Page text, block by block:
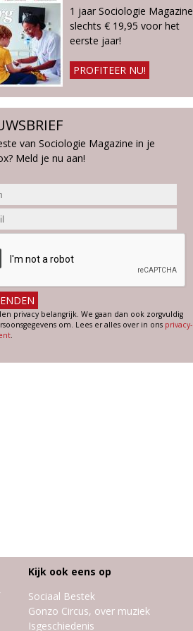
1 jaar Sociologie Magazine
slechts € 19,95 voor het
eerste jaar!
PROFITEER NU!
van Sociologie Magazine in je
Meld je nu aan!
privacy belangrijk. We gaan dan ook zorgvuldig
om. Lees er alles over in ons privacy-
.
Kijk ook eens op
Sociaal Bestek
Gonzo Circus, over muziek
Isgeschiedenis